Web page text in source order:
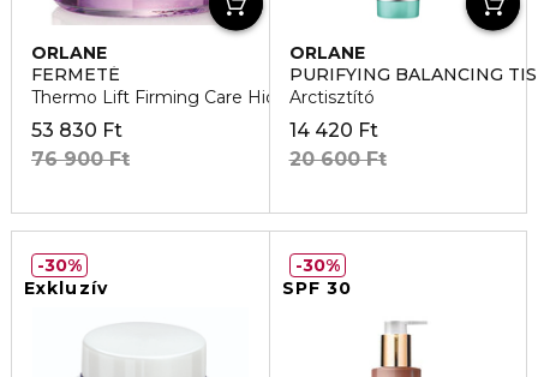
ORLANE
FERMETÉ
Thermo Lift Firming Care Hidratáló
53 830 Ft
76 900 Ft
ORLANE
PURIFYING BALANCING
Arctisztító
14 420 Ft
20 600 Ft
Exkluzív
30%
SPF 30
30%